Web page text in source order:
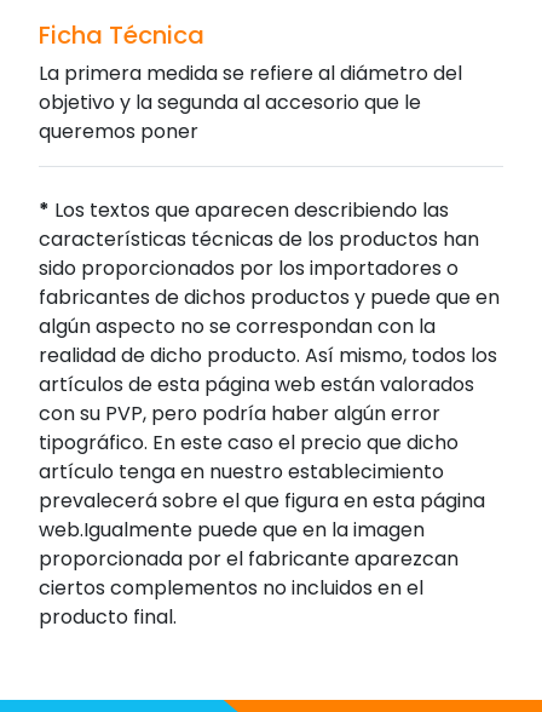
Ficha Técnica
La primera medida se refiere al diámetro del
objetivo y la segunda al accesorio que le
queremos poner
* Los textos que aparecen describiendo las
características técnicas de los productos han
sido proporcionados por los importadores o
fabricantes de dichos productos y puede que en
algún aspecto no se correspondan con la
realidad de dicho producto. Así mismo, todos los
artículos de esta página web están valorados
con su PVP, pero podría haber algún error
tipográfico. En este caso el precio que dicho
artículo tenga en nuestro establecimiento
prevalecerá sobre el que figura en esta página
web.Igualmente puede que en la imagen
proporcionada por el fabricante aparezcan
ciertos complementos no incluidos en el
producto final.